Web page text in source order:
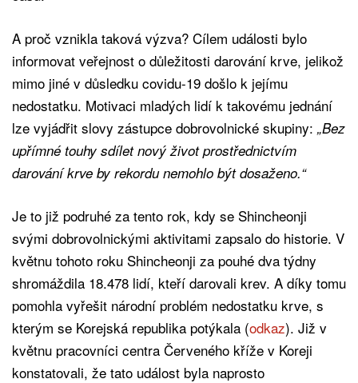
A proč vznikla taková výzva? Cílem události bylo
informovat veřejnost o důležitosti darování krve, jelikož
mimo jiné v důsledku covidu-19 došlo k jejímu
nedostatku. Motivaci mladých lidí k takovému jednání
lze vyjádřit slovy zástupce dobrovolnické skupiny: „Bez
upřímné touhy sdílet nový život prostřednictvím
darování krve by rekordu nemohlo být dosaženo.“
Je to již podruhé za tento rok, kdy se Shincheonji
svými dobrovolnickými aktivitami zapsalo do historie. V
květnu tohoto roku Shincheonji za pouhé dva týdny
shromáždila 18.478 lidí, kteří darovali krev. A díky tomu
pomohla vyřešit národní problém nedostatku krve, s
kterým se Korejská republika potýkala (odkaz). Již v
květnu pracovníci centra Červeného kříže v Koreji
konstatovali, že tato událost byla naprosto